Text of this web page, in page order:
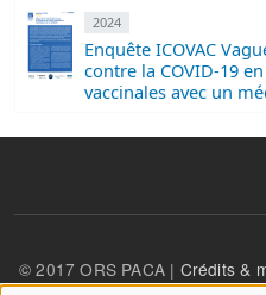
2024
Enquête ICOVAC
contre la COVID-19
vaccinales avec un
© 2017 ORS PACA | Crédits &